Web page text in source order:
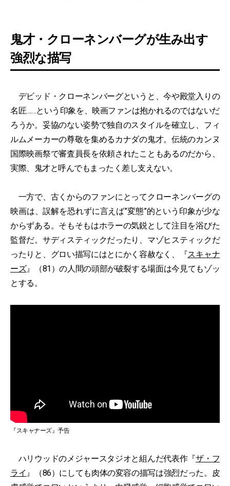
鬼才・クローネンバーグが生み出す
強烈な描写
デビッド・クローネンバーグというと、今や殿堂入りの
名匠……という印象を、映画ファンは抱かれるのではないだ
ろうか。妥協のない姿勢で独自のスタイルを確立し、フィ
ルムメーカーの尊敬を集めるカナダの鬼才。伝統のカンヌ
国際映画祭で審査員長を依頼されたこともあるのだから、
実際、鬼才と呼んでもまったく差し支えない。
一方で、古くからのファンにとってクローネンバーグの
映画は、誤解を恐れずに言えば”変態”的という印象が少な
からずある。そもそもはホラーの気鋭として注目を浴びた
監督だ。サディスティックだったり、マゾヒスティックだ
ったりと、グロい描写にはとにかく容赦なく、『スキャナ
ーズ』（81）の人間の頭部が破裂する場面は今見てもゾッ
とする。
『スキャナーズ』予告
ハリウッドのメジャースタジオと組んだ代表作『ザ・フ
ライ 』（86）にしても肉体の変容の描写は強烈だった。皮